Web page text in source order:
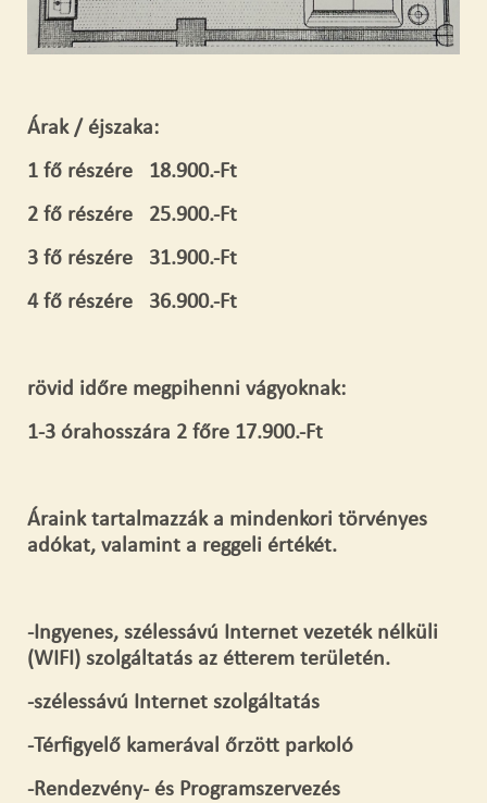
Árak / éjszaka:
1 fő részére 18.900.-Ft
2 fő részére 25.900.-Ft
3 fő részére 31.900.-Ft
4 fő részére 36.900.-Ft
rövid időre megpihenni vágyoknak:
1-3 órahosszára 2 főre 17.900.-Ft
Áraink tartalmazzák a mindenkori törvényes
adókat, valamint a reggeli értékét.
-Ingyenes, szélessávú Internet vezeték nélküli
(WIFI) szolgáltatás az étterem területén.
-szélessávú Internet szolgáltatás
-Térfigyelő kamerával őrzött parkoló
-Rendezvény- és Programszervezés